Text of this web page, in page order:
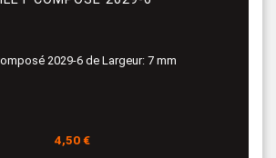
2029-6 de Largeur: 7 mm
Prix
4,50 €